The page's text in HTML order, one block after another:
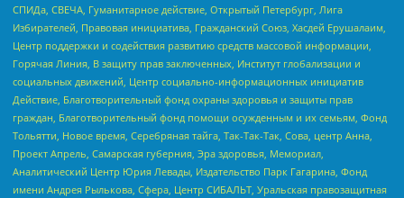
СПИДа, СВЕЧА, Гуманитарное действие, Открытый Петербург, Лига
Избирателей, Правовая инициатива, Гражданский Союз, Хасдей Ерушалаим,
Центр поддержки и содействия развитию средств массовой информации,
Горячая Линия, В защиту прав заключенных, Институт глобализации и
социальных движений, Центр социально-информационных инициатив
Действие, Благотворительный фонд охраны здоровья и защиты прав
граждан, Благотворительный фонд помощи осужденным и их семьям, Фонд
Тольятти, Новое время, Серебряная тайга, Так-Так-Так, Сова, центр Анна,
Проект Апрель, Самарская губерния, Эра здоровья, Мемориал,
Аналитический Центр Юрия Левады, Издательство Парк Гагарина, Фонд
имени Андрея Рылькова, Сфера, Центр СИБАЛЬТ, Уральская правозащитная